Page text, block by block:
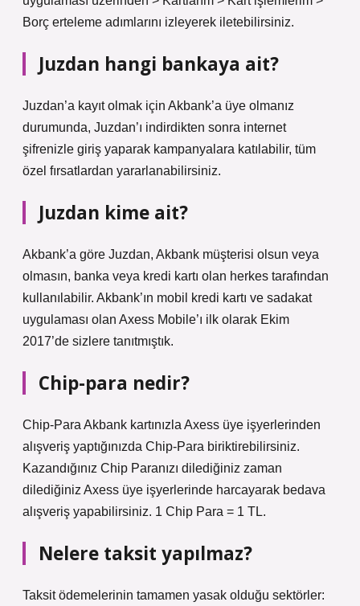
Borç erteleme adımlarını izleyerek iletebilirsiniz.
Juzdan hangi bankaya ait?
Juzdan’a kayıt olmak için Akbank’a üye olmanız
durumunda, Juzdan’ı indirdikten sonra internet
şifrenizle giriş yaparak kampanyalara katılabilir, tüm
özel fırsatlardan yararlanabilirsiniz.
Juzdan kime ait?
Akbank’a göre Juzdan, Akbank müşterisi olsun veya
olmasın, banka veya kredi kartı olan herkes tarafından
kullanılabilir. Akbank’ın mobil kredi kartı ve sadakat
uygulaması olan Axess Mobile’ı ilk olarak Ekim
2017’de sizlere tanıtmıştık.
Chip-para nedir?
Chip-Para Akbank kartınızla Axess üye işyerlerinden
alışveriş yaptığınızda Chip-Para biriktirebilirsiniz.
Kazandığınız Chip Paranızı dilediğiniz zaman
dilediğiniz Axess üye işyerlerinde harcayarak bedava
alışveriş yapabilirsiniz. 1 Chip Para = 1 TL.
Nelere taksit yapılmaz?
Taksit ödemelerinin tamamen yasak olduğu sektörler: